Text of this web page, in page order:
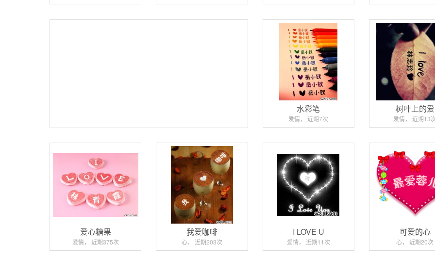
水彩笔
爱情， 近期7次
树叶上的爱
爱情， 近期13
爱心糖果
爱情， 近期375次
我爱咖啡
心， 近期203次
I LOVE U
爱情， 近期11次
可爱的心
心， 近期20次